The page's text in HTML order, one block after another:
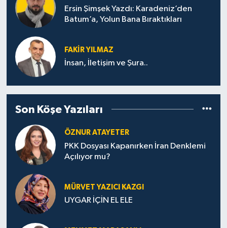
Ersin Şimşek Yazdı: Karadeniz’den
Batum’a, Yolun Bana Bıraktıkları
FAKIR YILMAZ
İnsan, İletişim ve Şura..
Son Köşe Yazıları
ÖZNUR ATAYETER
PKK Dosyası Kapanırken İran Denklemi
Açılıyor mu?
MÜRVET YAZICI KAZGI
UYGAR İÇİN EL ELE